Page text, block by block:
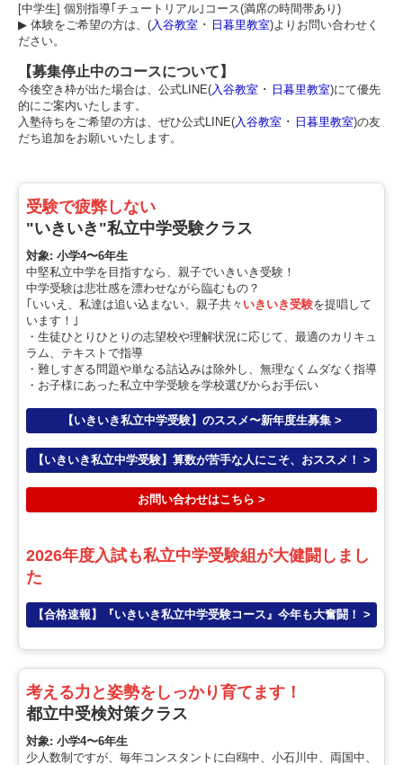
[中学生] 個別指導｢チュートリアル｣コース(満席の時間帯あり)
▶︎ 体験をご希望の方は、( 入谷教室 ･ 日暮里教室)よりお問い合わせく
ださい。
【募集停止中のコースについて】
今後空き枠が出た場合は、公式LINE( 入谷教室 ･ 日暮里教室)にて優先
的にご案内いたします。
入塾待ちをご希望の方は、ぜひ公式LINE( 入谷教室 ･ 日暮里教室)の友
だち追加をお願いいたします。
受験で疲弊しない
"いきいき"私立中学受験クラス
対象: 小学4〜6年生
中堅私立中学を目指すなら、親子でいきいき受験！
中学受験は悲壮感を漂わせながら臨むもの？
｢いいえ、私達は追い込まない、親子共々 いきいき受験を提唱して
います！｣
・生徒ひとりひとりの志望校や理解状況に応じて、最適のカリキュ
ラム、テキストで指導
・難しすぎる問題や単なる詰込みは除外し、無理なくムダなく指導
・お子様にあった私立中学受験を学校選びからお手伝い
【いきいき私立中学受験】のススメ〜新年度生募集 >
【いきいき私立中学受験】算数が苦手な人にこそ、おススメ！ >
お問い合わせはこちら >
2026年度入試も私立中学受験組が大健闘しまし
た
【合格速報】『いきいき私立中学受験コース』今年も大奮闘！ >
考える力と姿勢をしっかり育てます！
都立中受検対策クラス
対象: 小学4〜6年生
少人数制ですが、毎年コンスタントに白鴎中、小石川中、両国中、